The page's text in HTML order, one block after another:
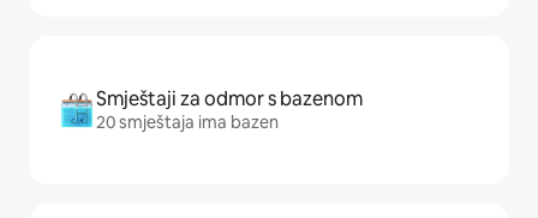
Smještaji za odmor s bazenom
20 smještaja ima bazen